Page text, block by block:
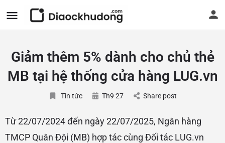
Giảm thêm 5% dành cho chủ thẻ
MB tại hệ thống cửa hàng LUG.vn
Tin tức Th9 27 Share post
Từ 22/07/2024 đến ngày 22/07/2025, Ngân hàng
TMCP Quân Đội (MB) hợp tác cùng Đối tác LUG.vn